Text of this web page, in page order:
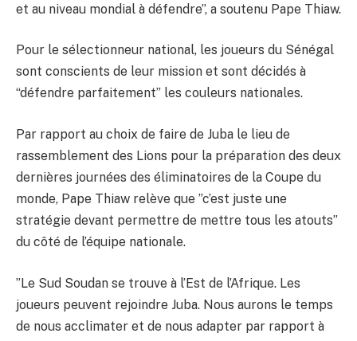
et au niveau mondial à défendre”, a soutenu Pape Thiaw.
Pour le sélectionneur national, les joueurs du Sénégal
sont conscients de leur mission et sont décidés à
“défendre parfaitement” les couleurs nationales.
Par rapport au choix de faire de Juba le lieu de
rassemblement des Lions pour la préparation des deux
dernières journées des éliminatoires de la Coupe du
monde, Pape Thiaw relève que ”c’est juste une
stratégie devant permettre de mettre tous les atouts”
du côté de l’équipe nationale.
”Le Sud Soudan se trouve à l’Est de l’Afrique. Les
joueurs peuvent rejoindre Juba. Nous aurons le temps
de nous acclimater et de nous adapter par rapport à